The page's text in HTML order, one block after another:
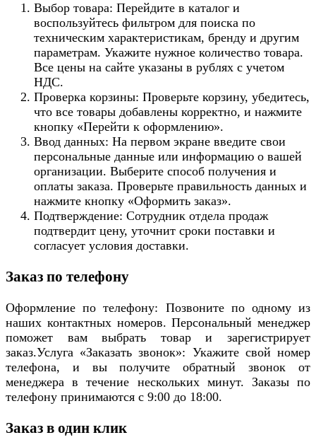
Выбор товара: Перейдите в каталог и
воспользуйтесь фильтром для поиска по
техническим характеристикам, бренду и другим
параметрам. Укажите нужное количество товара.
Все цены на сайте указаны в рублях с учетом
НДС.
Проверка корзины: Проверьте корзину, убедитесь,
что все товары добавлены корректно, и нажмите
кнопку «Перейти к оформлению».
Ввод данных: На первом экране введите свои
персональные данные или информацию о вашей
организации. Выберите способ получения и
оплаты заказа. Проверьте правильность данных и
нажмите кнопку «Оформить заказ».
Подтверждение: Сотрудник отдела продаж
подтвердит цену, уточнит сроки поставки и
согласует условия доставки.
Заказ по телефону
Оформление по телефону: Позвоните по одному из
наших контактных номеров. Персональный менеджер
поможет вам выбрать товар и зарегистрирует
заказ.Услуга «Заказать звонок»: Укажите свой номер
телефона, и вы получите обратный звонок от
менеджера в течение нескольких минут. Заказы по
телефону принимаются с 9:00 до 18:00.
Заказ в один клик